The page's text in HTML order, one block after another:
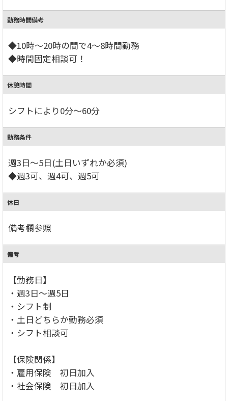
勤務時間備考
◆10時～20時の間で4～8時間勤務
◆時間固定相談可！
休憩時間
シフトにより0分～60分
勤務条件
週3日～5日(土日いずれか必須)
◆週3可、週4可、週5可
休日
備考欄参照
備考
【勤務日】
・週3日～週5日
・シフト制
・土日どちらか勤務必須
・シフト相談可
【保険関係】
・雇用保険 初日加入
・社会保険 初日加入